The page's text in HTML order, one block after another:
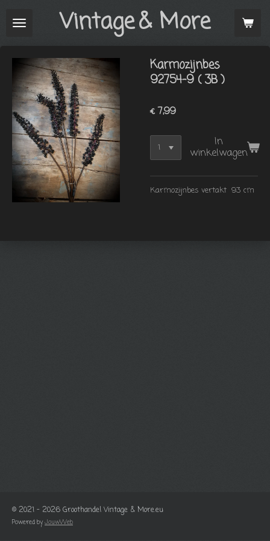
direct
hoofdinhoud
Vintage& More
Karmozijnbes
92754-9 ( 3B )
€ 7,99
In
winkelwagen
Karmozijnbes vertakt 93 cm
© 2021 - 2026 Groothandel Vintage & More.eu
Powered byJouwWeb